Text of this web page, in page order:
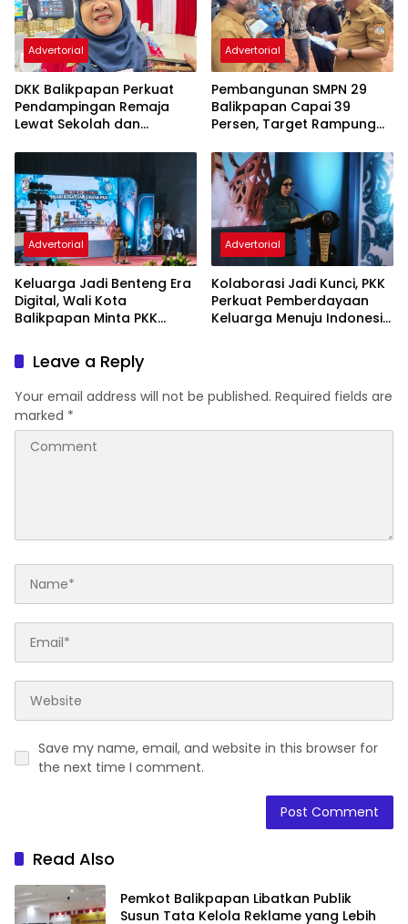
Advertorial
DKK Balikpapan Perkuat
Pendampingan Remaja
Lewat Sekolah dan
Advertorial
Pembangunan SMPN 29
Balikpapan Capai 39
Persen, Target Rampung
Advertorial
Keluarga Jadi Benteng Era
Digital, Wali Kota
Balikpapan Minta PKK
Karakter Generasi Muda
Advertorial
Kolaborasi Jadi Kunci, PKK
Perkuat Pemberdayaan
Keluarga Menuju Indonesia
Leave a Reply
Your email address will not be published. Required fields are
marked *
Save my name, email, and website in this browser for
the next time I comment.
Read Also
Pemkot Balikpapan Libatkan Publik
Susun Tata Kelola Reklame yang Lebih